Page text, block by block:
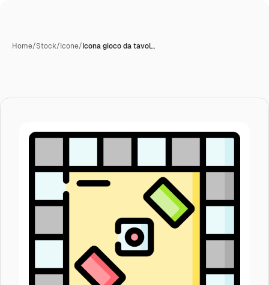
Home/Stock/Icone/Icona gioco da tavol…